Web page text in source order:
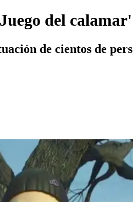
del
de cientos de